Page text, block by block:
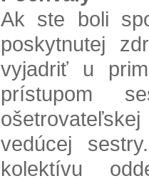
Ak ste boli
poskytnutej
vyjadriť u
prístupom
vedúcej
kolektívu